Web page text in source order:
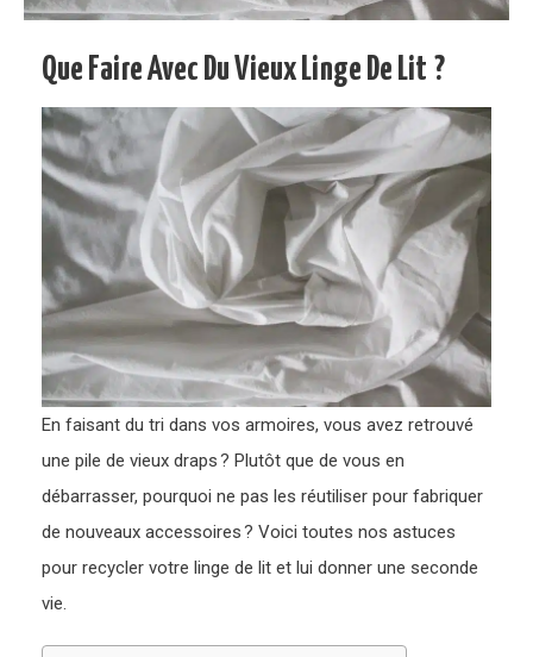
Que Faire Avec Du Vieux Linge De Lit ?
En faisant du tri dans vos armoires, vous avez retrouvé
une pile de vieux draps ? Plutôt que de vous en
débarrasser, pourquoi ne pas les réutiliser pour fabriquer
de nouveaux accessoires ? Voici toutes nos astuces
pour recycler votre linge de lit et lui donner une seconde
vie.